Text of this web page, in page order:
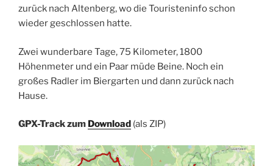
zurück nach Altenberg, wo die Touristeninfo schon
wieder geschlossen hatte.
Zwei wunderbare Tage, 75 Kilometer, 1800
Höhenmeter und ein Paar müde Beine. Noch ein
großes Radler im Biergarten und dann zurück nach
Hause.
GPX-Track zum Download (als ZIP)